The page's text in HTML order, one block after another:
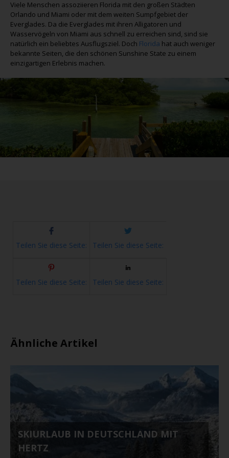
Viele Menschen assoziieren Florida mit den großen Städten
Orlando und Miami oder mit dem weiten Sumpfgebiet der
Everglades. Da die Everglades mit ihren Alligatoren und
Wasservögeln von Miami aus schnell zu erreichen sind, sind sie
natürlich ein beliebtes Ausflugsziel. Doch Florida hat auch weniger
bekannte Seiten, die den schönen Sunshine State zu einem
einzigartigen Erlebnis machen.
Teilen Sie diese Seite: Teilen Sie diese Seite:
Teilen Sie diese Seite: Teilen Sie diese Seite:
Ähnliche Artikel
SKIURLAUB IN DEUTSCHLAND MIT
HERTZ